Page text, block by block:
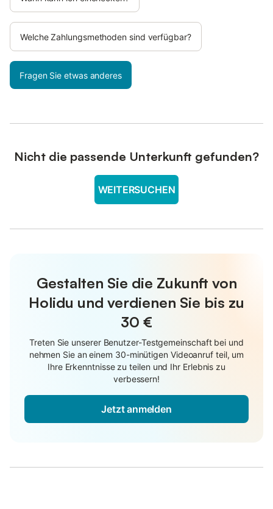
Welche Zahlungsmethoden sind verfügbar?
Fragen Sie etwas anderes
Nicht die passende Unterkunft gefunden?
WEITERSUCHEN
Gestalten Sie die Zukunft von
Holidu und verdienen Sie bis zu
30 €
Treten Sie unserer Benutzer-Testgemeinschaft bei und
nehmen Sie an einem 30-minütigen Videoanruf teil, um
Ihre Erkenntnisse zu teilen und Ihr Erlebnis zu
verbessern!
Jetzt anmelden